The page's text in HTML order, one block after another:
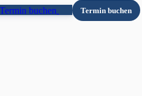
Termin buchen Termin buchen